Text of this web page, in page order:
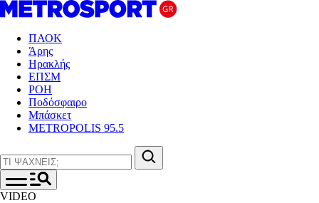
ΠΑΟΚ
Άρης
Ηρακλής
ΕΠΣΜ
ΡΟΗ
Ποδόσφαιρο
Μπάσκετ
METROPOLIS 95.5
VIDEO